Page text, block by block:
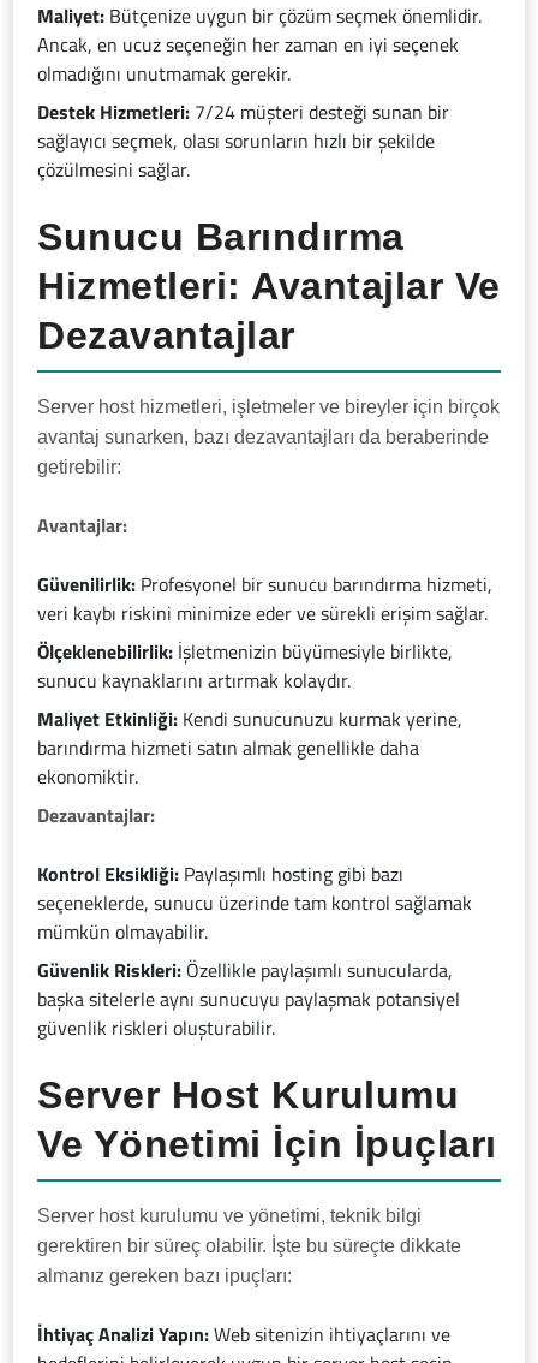
Maliyet: Bütçenize uygun bir çözüm seçmek önemlidir.
Ancak, en ucuz seçeneğin her zaman en iyi seçenek
olmadığını unutmamak gerekir.
Destek Hizmetleri: 7/24 müşteri desteği sunan bir
sağlayıcı seçmek, olası sorunların hızlı bir şekilde
çözülmesini sağlar.
Sunucu Barındırma
Hizmetleri: Avantajlar Ve
Dezavantajlar
Server host hizmetleri, işletmeler ve bireyler için birçok
avantaj sunarken, bazı dezavantajları da beraberinde
getirebilir:
Avantajlar:
Güvenilirlik: Profesyonel bir sunucu barındırma hizmeti,
veri kaybı riskini minimize eder ve sürekli erişim sağlar.
Ölçeklenebilirlik: İşletmenizin büyümesiyle birlikte,
sunucu kaynaklarını artırmak kolaydır.
Maliyet Etkinliği: Kendi sunucunuzu kurmak yerine,
barındırma hizmeti satın almak genellikle daha
ekonomiktir.
Dezavantajlar:
Kontrol Eksikliği: Paylaşımlı hosting gibi bazı
seçeneklerde, sunucu üzerinde tam kontrol sağlamak
mümkün olmayabilir.
Güvenlik Riskleri: Özellikle paylaşımlı sunucularda,
başka sitelerle aynı sunucuyu paylaşmak potansiyel
güvenlik riskleri oluşturabilir.
Server Host Kurulumu
Ve Yönetimi İçin İpuçları
Server host kurulumu ve yönetimi, teknik bilgi
gerektiren bir süreç olabilir. İşte bu süreçte dikkate
almanız gereken bazı ipuçları:
İhtiyaç Analizi Yapın:Web sitenizin ihtiyaçlarını ve